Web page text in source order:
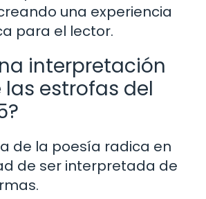
una experiencia
para el lector.
interpretación
estrofas del
de la poesía radica en
de ser interpretada de